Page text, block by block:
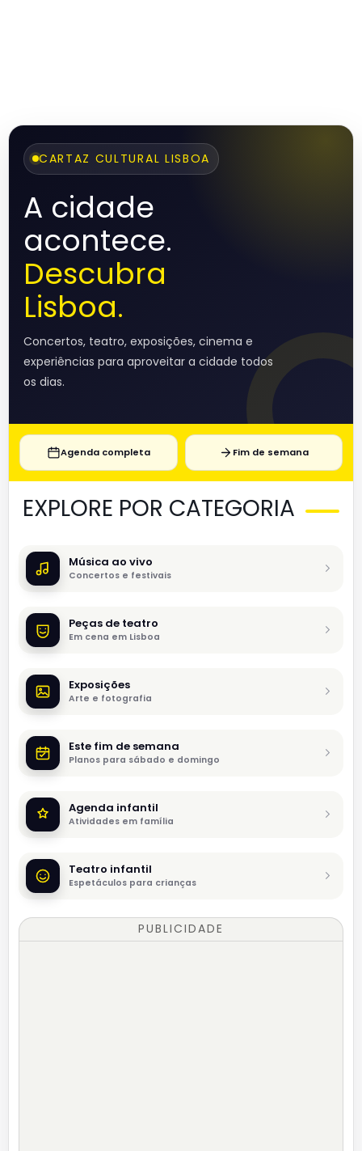
CARTAZ CULTURAL LISBOA
A cidade
acontece.
Descubra
Lisboa.
Concertos, teatro, exposições, cinema e
experiências para aproveitar a cidade todos
os dias.
Agenda completa Fim de semana
EXPLORE POR CATEGORIA
Música ao vivo
Concertos e festivais
Peças de teatro
Em cena em Lisboa
Exposições
Arte e fotografia
Este fim de semana
Planos para sábado e domingo
Agenda infantil
Atividades em família
Teatro infantil
Espetáculos para crianças
PUBLICIDADE